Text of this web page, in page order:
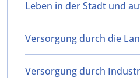
Leben in der Stadt und
Versorgung durch die
Versorgung durch